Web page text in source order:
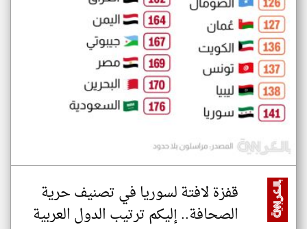
قفزة لافتة لسوريا في تصنيف حرية
الصحافة.. إليكم ترتيب الدول العربية